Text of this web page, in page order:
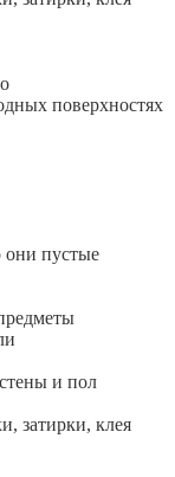
поверхностях
пустые
и пол
затирки, клея